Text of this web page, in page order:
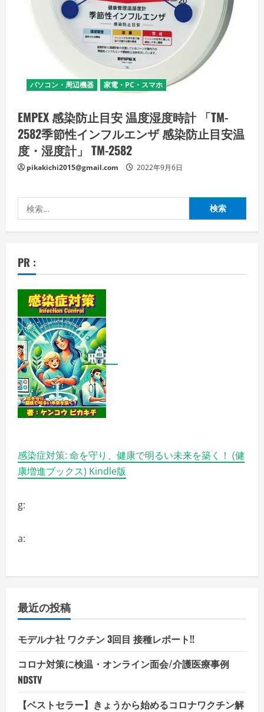
パソコン・周辺機器 家電・PC・スマホ
EMPEX 感染防止目安 温度湿度時計 「TM-
2582季節性インフルエンザ 感染防止目安温
度・湿度計」 TM-2582
pikakichi2015@gmail.com 2022年9月6日
索:
PR :
感染症対策: 命を守り、健康で明るい未来を築く！ (健
康増進ブックス) Kindle版
g:
a:
最近の投稿
モデルナ社 ワクチン 3回目 接種レポート!!
コロナ対策に検温・オンライン面会/介護医療事例
NDSTV
【ベストセラー】きょうから始めるコロナワクチン解